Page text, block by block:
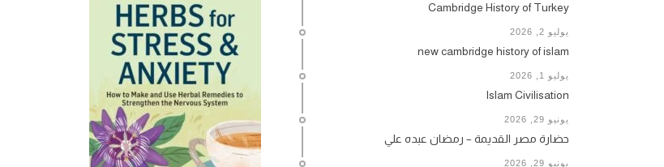
Cambridge History of Turkey
يوليو 2, 2026
new cambridge history of islam
يوليو 1, 2026
Islam Civilisation
يونيو 29, 2026
حضارة مصر القديمة – رمضان عبده علي
يونيو 29, 2026